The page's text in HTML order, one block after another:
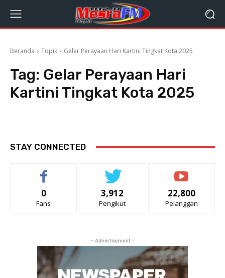
Beranda Topik Gelar Perayaan Hari Kartini Tingkat Kota 2025
Tag: Gelar Perayaan Hari
Kartini Tingkat Kota 2025
STAY CONNECTED
0
Fans
3,912
Pengikut
22,800
Pelanggan
- Advertisement -